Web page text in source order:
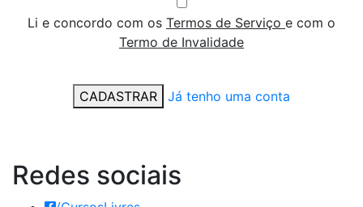
Li e concordo com os Termos de Serviço e com o
Termo de Invalidade
CADASTRAR Já tenho uma conta
Redes sociais